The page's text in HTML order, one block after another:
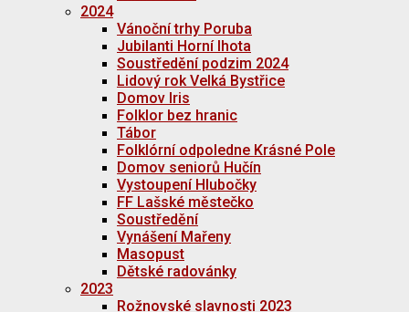
2024
Vánoční trhy Poruba
Jubilanti Horní lhota
Soustředění podzim 2024
Lidový rok Velká Bystřice
Domov Iris
Folklor bez hranic
Tábor
Folklórní odpoledne Krásné Pole
Domov seniorů Hučín
Vystoupení Hlubočky
FF Lašské městečko
Soustředění
Vynášení Mařeny
Masopust
Dětské radovánky
2023
Rožnovské slavnosti 2023